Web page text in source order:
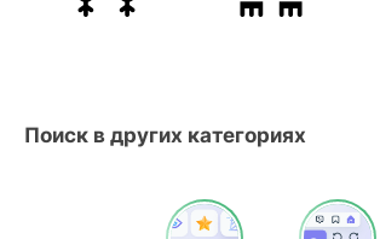
Поиск в других категориях